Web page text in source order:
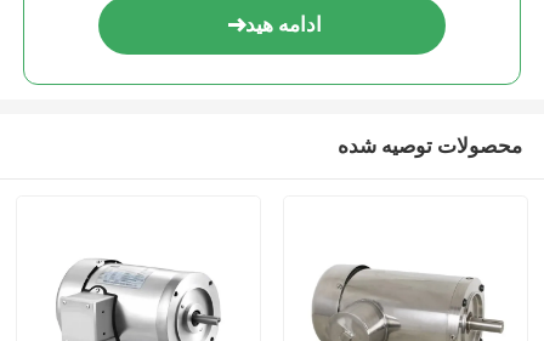
ادامه هید
محصولات توصیه شده